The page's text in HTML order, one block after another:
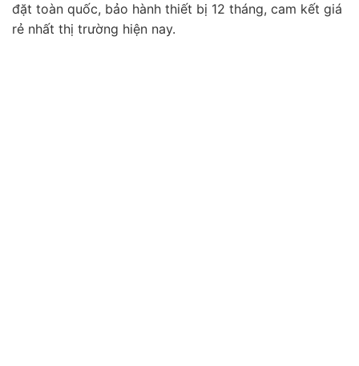
đặt toàn quốc, bảo hành thiết bị 12 tháng, cam kết giá
rẻ nhất thị trường hiện nay.